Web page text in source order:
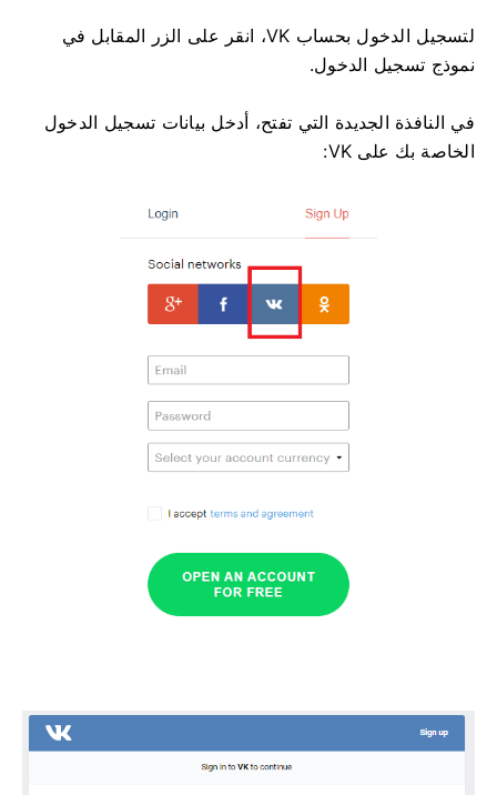
لتسجيل الدخول بحساب VK، انقر على الزر المقابل في
نموذج تسجيل الدخول.
في النافذة الجديدة التي تفتح، أدخل بيانات تسجيل الدخول
الخاصة بك على VK: